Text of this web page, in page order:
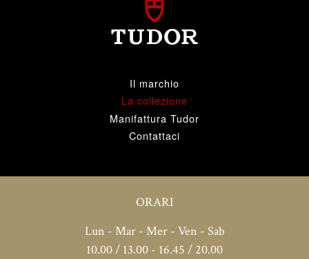
Il marchio
La collezione
Manifattura Tudor
Contattaci
ORARI
Lun - Mar - Mer - Ven - Sab
10.00 / 13.00 - 16.45 / 20.00